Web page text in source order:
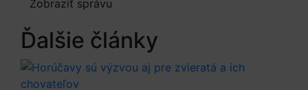
Zobraziť správu
Ďalšie články